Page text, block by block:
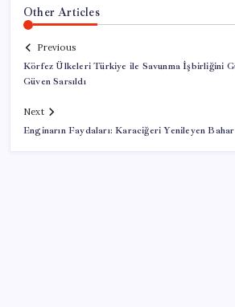
Other Articles
Previous
Körfez Ülkeleri Türkiye ile Savunma İşbirliğini
Güven Sarsıldı
Next
Enginarın Faydaları: Karaciğeri Yenileyen